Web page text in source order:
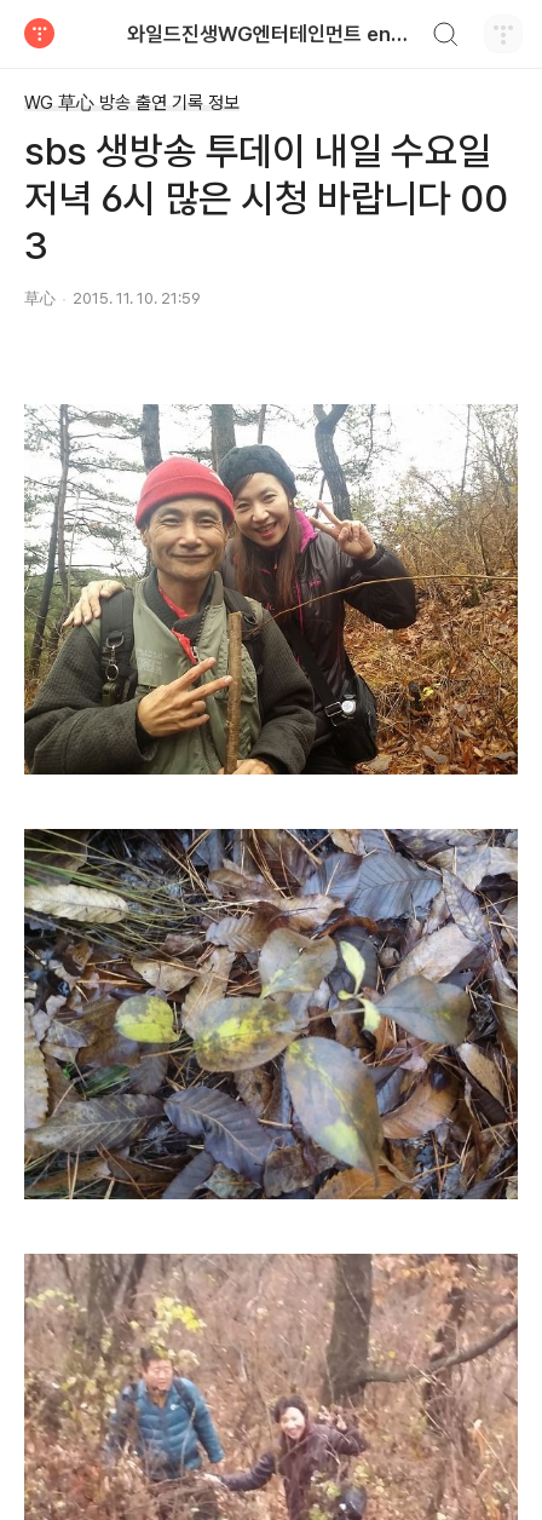
와일드진생WG엔터테인먼트 entertainment
WG 草心 방송 출연 기록 정보
sbs 생방송 투데이 내일 수요일
저녁 6시 많은 시청 바랍니다 00
3
草心 2015. 11. 10. 21:59